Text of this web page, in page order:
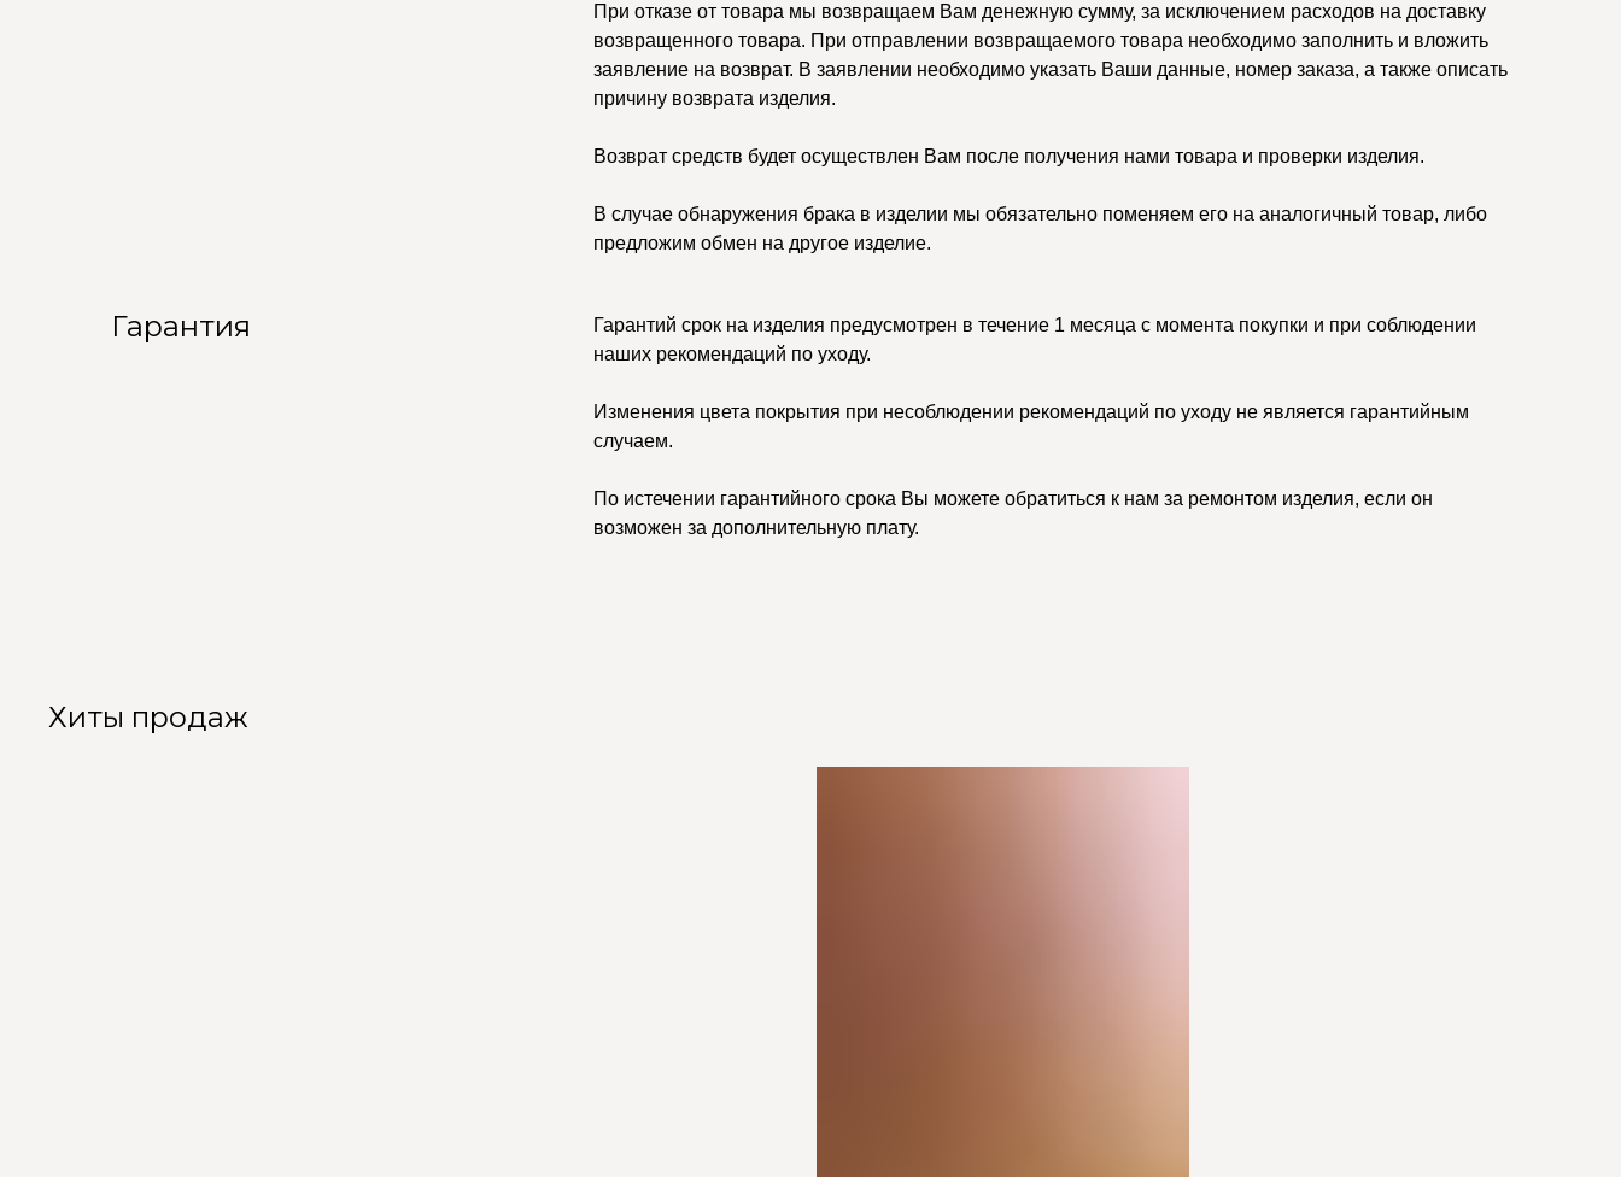
При отказе от товара мы возвращаем Вам денежную сумму, за исключением расходов на доставку
возвращенного товара. При отправлении возвращаемого товара необходимо заполнить и вложить
заявление на возврат. В заявлении необходимо указать Ваши данные, номер заказа, а также описать
причину возврата изделия.
Возврат средств будет осуществлен Вам после получения нами товара и проверки изделия.
В случае обнаружения брака в изделии мы обязательно поменяем его на аналогичный товар, либо
предложим обмен на другое изделие.
Гарантия
Гарантий срок на изделия предусмотрен в течение 1 месяца с момента покупки и при соблюдении
наших рекомендаций по уходу.
Изменения цвета покрытия при несоблюдении рекомендаций по уходу не является гарантийным
случаем.
По истечении гарантийного срока Вы можете обратиться к нам за ремонтом изделия, если он
возможен за дополнительную плату.
Хиты продаж